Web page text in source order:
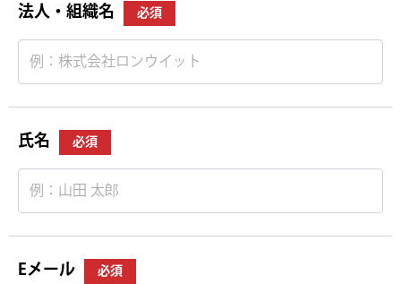
法人・組織名 必須
氏名 必須
Eメール 必須